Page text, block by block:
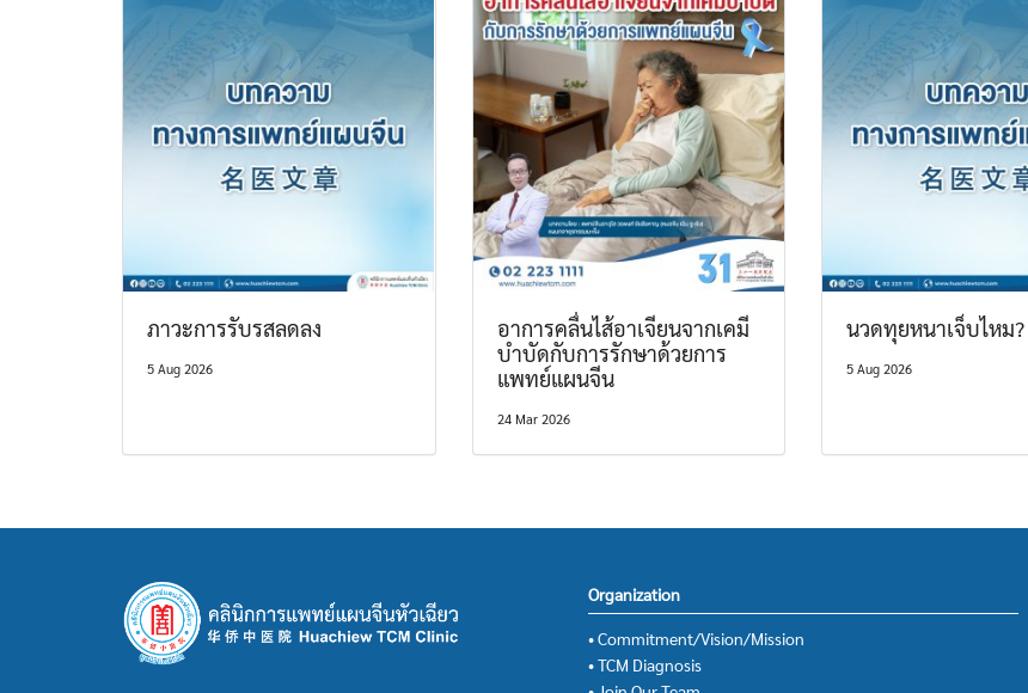
ภาวะการรับรสลดลง
5 Aug 2026
อาการคลื่นไส้อาเจียนจากเคมี
บำบัดกับการรักษาด้วยการ
แพทย์แผนจีน
24 Mar 2026
นวดทุยหนาเจ็บไหม?
5 Aug 2026
Organization
• Commitment/Vision/Mission
• TCM Diagnosis